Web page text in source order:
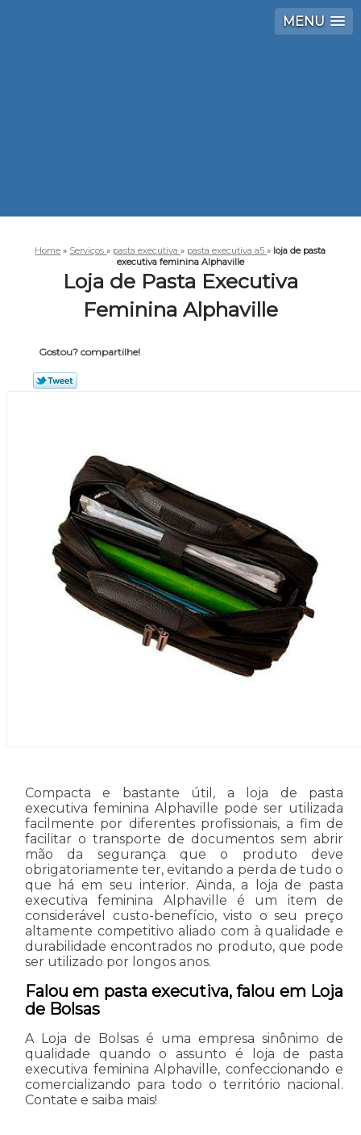
MENU
Home » Serviços» pasta executiva» pasta executiva a5» loja de pasta
executiva feminina Alphaville
Loja de Pasta Executiva
Feminina Alphaville
Gostou? compartilhe!
Compacta e bastante útil, a loja de pasta
executiva feminina Alphaville pode ser utilizada
facilmente por diferentes profissionais, a fim de
facilitar o transporte de documentos sem abrir
mão da segurança que o produto deve
obrigatoriamente ter, evitando a perda de tudo o
que há em seu interior. Ainda, a loja de pasta
executiva feminina Alphaville é um item de
considerável custo-benefício, visto o seu preço
altamente competitivo aliado com à qualidade e
durabilidade encontrados no produto, que pode
ser utilizado por longos anos.
Falou em pasta executiva, falou em Loja
de Bolsas
A Loja de Bolsas é uma empresa sinônimo de
qualidade quando o assunto é loja de pasta
executiva feminina Alphaville, confeccionando e
comercializando para todo o território nacional.
Contate e saiba mais!